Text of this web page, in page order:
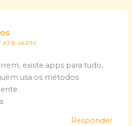
AT 8:46 PM
existe apps para tudo,
usa os métodos
Responder